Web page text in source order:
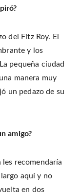
del Fitz Roy. El
y los
pequeña ciudad
manera muy
un pedazo de su
amigo?
les recomendaría
aquí y no
en dos